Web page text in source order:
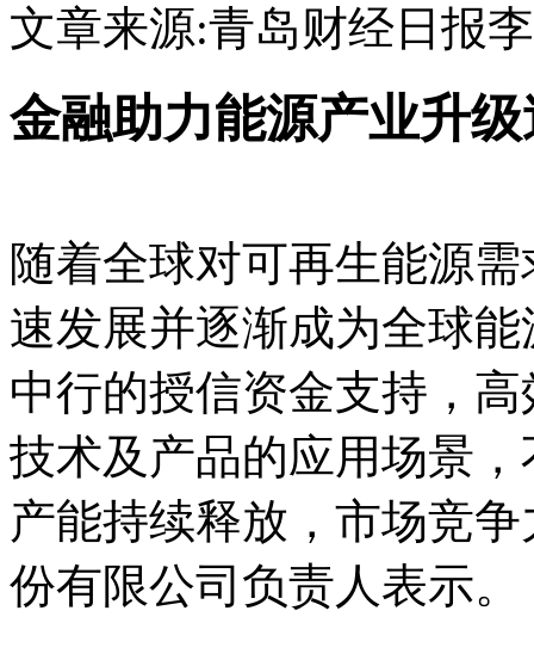
文章来源:青岛财经日报
金融助力能源产业升
随着全球对可再生能源
速发展并逐渐成为全球
中行的授信资金支持，
技术及产品的应用场景
产能持续释放，市场竞
份有限公司负责人表示。